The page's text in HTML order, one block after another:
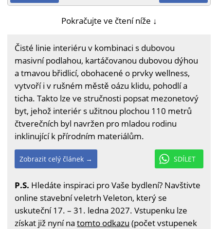
Pokračujte ve čtení níže ↓
Čisté linie interiéru v kombinaci s dubovou
masivní podlahou, kartáčovanou dubovou dýhou
a tmavou břidlicí, obohacené o prvky wellness,
vytvoří i v rušném městě oázu klidu, pohodlí a
ticha. Takto lze ve stručnosti popsat mezonetový
byt, jehož interiér s užitnou plochou 110 metrů
čtverečních byl navržen pro mladou rodinu
inklinující k přírodním materiálům.
SDÍLET
Zobrazit celý článek →
P.S. Hledáte inspiraci pro Vaše bydlení? Navštivte
online stavební veletrh Veleton, který se
uskuteční 17. – 31. ledna 2027. Vstupenku lze
získat již nyní na tomto odkazu (počet vstupenek